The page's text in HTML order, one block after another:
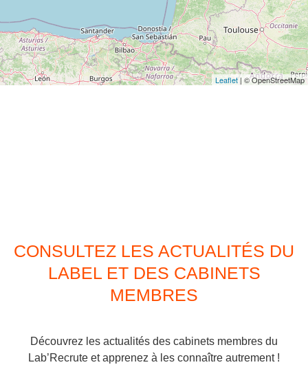
Leaflet | © OpenStreetMap
CONSULTEZ LES ACTUALITÉS DU
LABEL ET DES CABINETS
MEMBRES
Découvrez les actualités des cabinets membres du
Lab’Recrute et apprenez à les connaître autrement !